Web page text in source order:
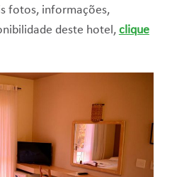
fotos, informações,
deste hotel, clique